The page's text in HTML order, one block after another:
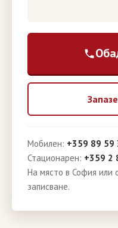
Мобилен: +359 89 59
Стационарен: +359 2
На място в София или
записване.